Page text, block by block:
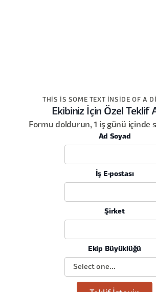
THIS IS SOME TEXT INSIDE OF A
Ekibiniz İçin Özel Teklif
Formu doldurun, 1 iş günü içinde
Ad Soyad
İş E-postası
Şirket
Ekip Büyüklüğü